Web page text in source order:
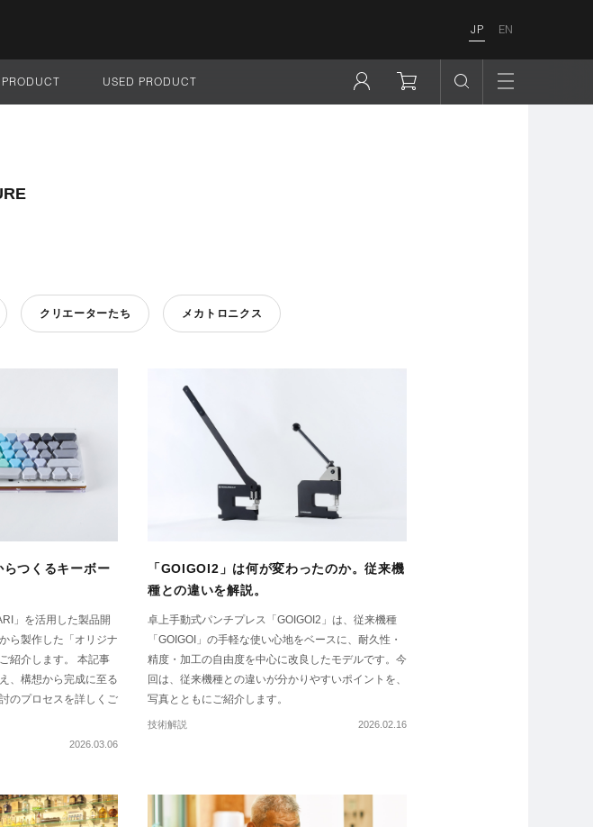
JP EN
USED PRODUCT
クリエーターたち メカトロニクス
つくるキーボー
」を活用した製品開
ら製作した「オリジナ
紹介します。 本記事
、構想から完成に至る
のプロセスを詳しくご
2026.03.06
「GOIGOI2」は何が変わったのか。従来機
種との違いを解説。
卓上手動式パンチプレス「GOIGOI2」は、従来機種
「GOIGOI」の手軽な使い心地をベースに、耐久性・
精度・加工の自由度を中心に改良したモデルです。今
回は、従来機種との違いが分かりやすいポイントを、
写真とともにご紹介します。
技術解説 2026.02.16